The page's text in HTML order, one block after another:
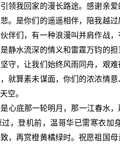
领我回家的漫长路途。感谢亲
。是你们的遥遥相伴，陪我越
伴们，有一种浪漫叫并肩作战
静水流深的情义和雷霆万钧的
守，让我们始终风雨同舟，艰
就算素未谋面，你们的浓浓情
空。
心底那一轮明月，那一江春水
，登机前，温哥华已需寒衣加
，再赏橙黄橘绿时。祝愿祖国